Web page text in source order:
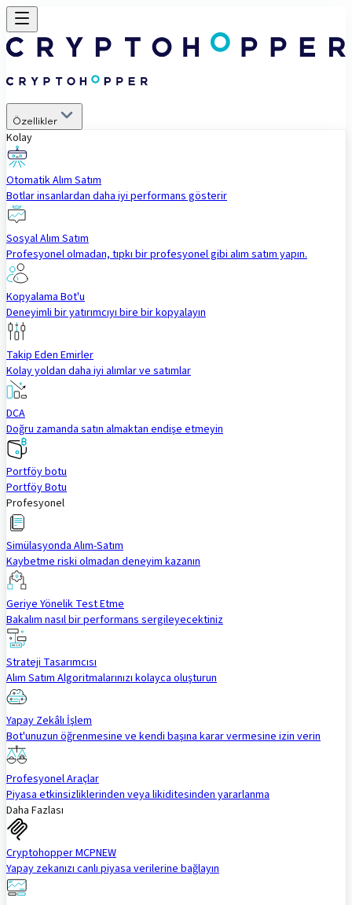
Özellikler
Kolay
Otomatik Alım Satım
Botlar insanlardan daha iyi performans gösterir
Sosyal Alım Satım
Profesyonel olmadan, tıpkı bir profesyonel gibi alım satım yapın.
Kopyalama Bot'u
Deneyimli bir yatırımcıyı bire bir kopyalayın
Takip Eden Emirler
Kolay yoldan daha iyi alımlar ve satımlar
DCA
Doğru zamanda satın almaktan endişe etmeyin
Portföy botu
Portföy Botu
Profesyonel
Simülasyonda Alım-Satım
Kaybetme riski olmadan deneyim kazanın
Geriye Yönelik Test Etme
Bakalım nasıl bir performans sergileyecektiniz
Strateji Tasarımcısı
Alım Satım Algoritmalarınızı kolayca oluşturun
Yapay Zekâlı İşlem
Bot'unuzun öğrenmesine ve kendi başına karar vermesine izin verin
Profesyonel Araçlar
Piyasa etkinsizliklerinden veya likiditesinden yararlanma
Daha Fazlası
Cryptohopper MCPNEW
Yapay zekanızı canlı piyasa verilerine bağlayın